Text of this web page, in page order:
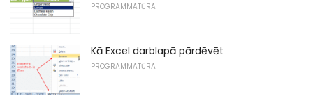
PROGRAMMATŪRA
Kā Excel darblapā pārdēvēt
PROGRAMMATŪRA